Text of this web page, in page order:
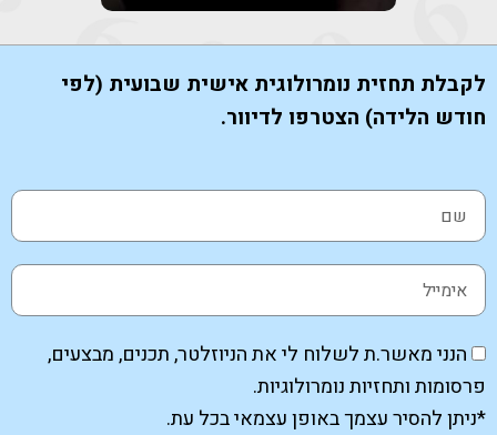
לקבלת תחזית נומרולוגית אישית שבועית (לפי
חודש הלידה) הצטרפו לדיוור.
הנני מאשר.ת לשלוח לי את הניוזלטר, תכנים, מבצעים,
פרסומות ותחזיות נומרולוגיות.
*ניתן להסיר עצמך באופן עצמאי בכל עת.